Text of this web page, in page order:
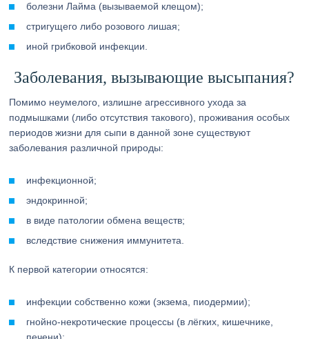
болезни Лайма (вызываемой клещом);
стригущего либо розового лишая;
иной грибковой инфекции.
Заболевания, вызывающие высыпания?
Помимо неумелого, излишне агрессивного ухода за
подмышками (либо отсутствия такового), проживания особых
периодов жизни для сыпи в данной зоне существуют
заболевания различной природы:
инфекционной;
эндокринной;
в виде патологии обмена веществ;
вследствие снижения иммунитета.
К первой категории относятся:
инфекции собственно кожи (экзема, пиодермии);
гнойно-некротические процессы (в лёгких, кишечнике,